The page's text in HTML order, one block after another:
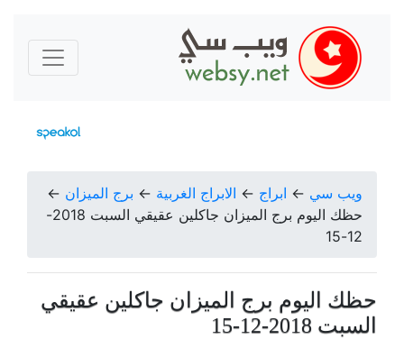
ويب سي ← ابراج ← الابراج الغربية ← برج الميزان ←
حظك اليوم برج الميزان جاكلين عقيقي السبت 2018-
12-15
حظك اليوم برج الميزان جاكلين عقيقي
السبت 2018-12-15